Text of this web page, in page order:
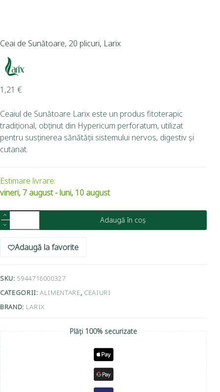
Ceai de Sunătoare, 20 plicuri, Larix
1,21 €
Ceaiul de Sunătoare Larix este un produs fitoterapic
tradițional, obținut din Hypericum perforatum, utilizat
pentru susținerea sănătății sistemului nervos, digestiv și
cutanat.
Estimare livrare:
vineri, 7 august - luni, 10 august
Adaugă în coș
Adaugă la favorite
SKU: 5944716000327
CATEGORII:ALIMENTARE, CEAIURI
BRAND: LARIX
Plăți 100% securizate